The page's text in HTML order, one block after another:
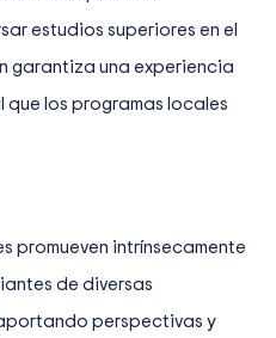
estudios superiores en el
garantiza una experiencia
los programas locales
promueven intrínsecamente
de diversas
perspectivas y